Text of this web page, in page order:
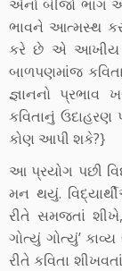
એનો બીજો ભાગ
ભાવને આત્મસ્થ
કરે છે એ આખીય
બાળપણમાંજ
જ્ઞાનનો પ્રભાવ
કવિતાનું
કોણ આપી શકે?}
આ પ્રયોગ પછી
મન થયું.
રીતે સમજતાં
ગોત્યું ગોત્યું’
રીતે કવિતા